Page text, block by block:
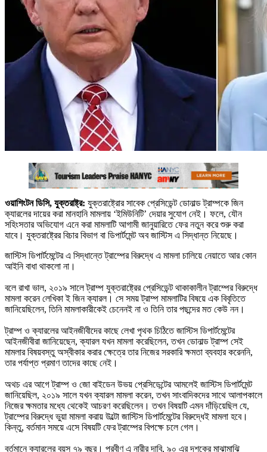
ওয়াশিংটন ডিসি, যুক্তরাষ্ট্র: যুক্তরাষ্ট্রোর সাবেক প্রেসিডেন্ট ডোনাল্ড ট্রাম্পকে জিন
ক্যারলের দায়ের করা মানহানি মামলায় ‘ইমিউনিটি’ দেয়ার সুযোগ নেই। ফলে, যৌন
সহিংসতার অভিযোগ এনে করা মামলাটি আগামী জানুয়ারিতে ফের নতুন করে শুরু করা
যাবে। যুক্তরাষ্ট্রের বিচার বিভাগ বা ডিপার্টমেন্ট অব জাস্টিস এ সিদ্ধান্ত নিয়েছে।
জাস্টিস ডিপার্টমেন্টের এ সিদ্ধান্তে ট্রাম্পের বিরুদ্ধে এ মামলা চালিয়ে নেয়াতে আর কোন
আইনি বাধা থাকলো না।
বলে রাখা ভাল, ২০১৯ সালে ট্রাম্প যুক্তরাষ্ট্রের প্রেসিডেন্ট থাকাকালীন ট্রাম্পের বিরুদ্ধে
মামলা করেন লেখিকা ই জিন ক্যারল। সে সময় ট্রাম্প মামলাটির বিষয়ে এক বিবৃতিতে
জানিয়েছিলেন, তিনি মামলাকারীকেই চেনেনই না ও তিনি তার পছন্দের মত কেউ নন।
ট্রাম্প ও ক্যারলের আইনজীবীদের কাছে লেখা পৃথক চিঠিতে জাস্টিস ডিপার্টমেন্টের
আইনজীবীরা জানিয়েছেন, ক্যারল যখন মামলা করেছিলেন, তখন ডোনাল্ড ট্রাম্প সেই
মামলার বিষয়বস্তু অস্বীকার করার ক্ষেত্রে তার নিজের সরকারি ক্ষমতা ব্যবহার করেননি,
তার পর্যাপ্ত প্রমাণ তাদের কাছে নেই।
অথচ এর আগে ট্রাম্প ও জো বাইডেন উভয় প্রেসিডেন্টের আমলেই জাস্টিস ডিপার্টমেন্ট
জানিয়েছিল, ২০১৯ সালে যখন ক্যারল মামলা করেন, তখন সাংবাদিকদের সাথে আলাপকালে
নিজের ক্ষমতার মধ্যে থেকেই আচরণ করেছিলেন। তখন বিষয়টি এমন দাঁড়িয়েছিল যে,
ট্রাম্পের বিরুদ্ধে ভুয়া মামলা করায় উল্টো জাস্টিস ডিপার্টমেন্টের বিরুদ্ধেই মামলা হবে।
কিন্তু, বর্তমান সময়ে এসে বিষয়টি ফের ট্রাম্পের বিপক্ষে চলে গেল।
বর্তমানে ক্যারলের বয়স ৭৯ বছর। প্রবীণ এ নারীর দাবি, ৯০ এর দশকের মাঝামাঝি